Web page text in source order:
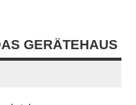
GERÄTEHAUS